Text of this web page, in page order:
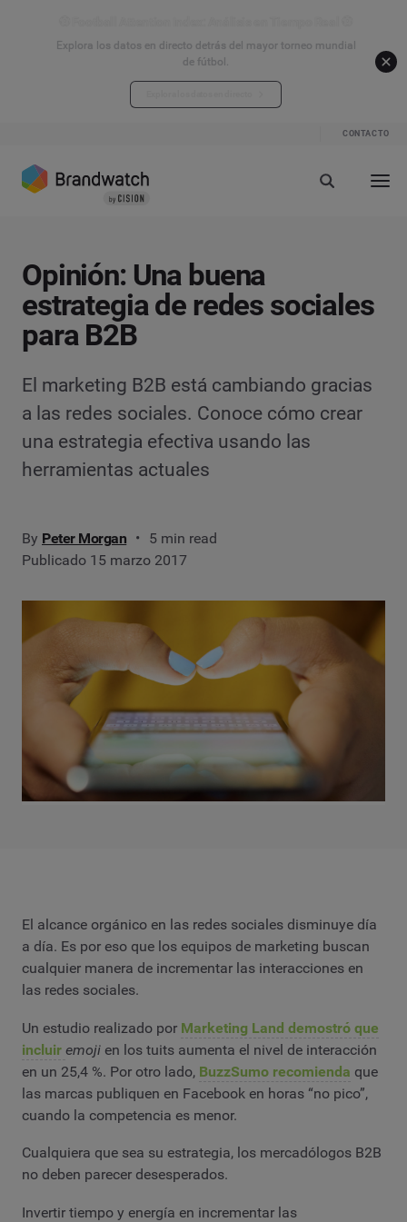
Explora los datos en directo detrás del mayor torneo mundial
de fútbol.
CONTACTO
Opinión: Una buena
estrategia de redes sociales
para B2B
El marketing B2B está cambiando gracias
a las redes sociales. Conoce cómo crear
una estrategia efectiva usando las
herramientas actuales
By Peter Morgan
5 min read
Publicado 15 marzo 2017
El alcance orgánico en las redes sociales disminuye día
a día. Es por eso que los equipos de marketing buscan
cualquier manera de incrementar las interacciones en
las redes sociales.
Un estudio realizado por Marketing Land demostró que
incluir emoji en los tuits aumenta el nivel de interacción
en un 25,4 %. Por otro lado, BuzzSumo recomienda que
las marcas publiquen en Facebook en horas “no pico”,
cuando la competencia es menor.
Cualquiera que sea su estrategia, los mercadólogos B2B
no deben parecer desesperados.
Invertir tiempo y energía en incrementar las